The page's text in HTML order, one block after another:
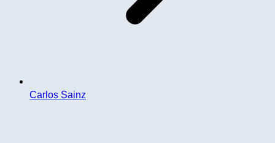
Carlos Sainz